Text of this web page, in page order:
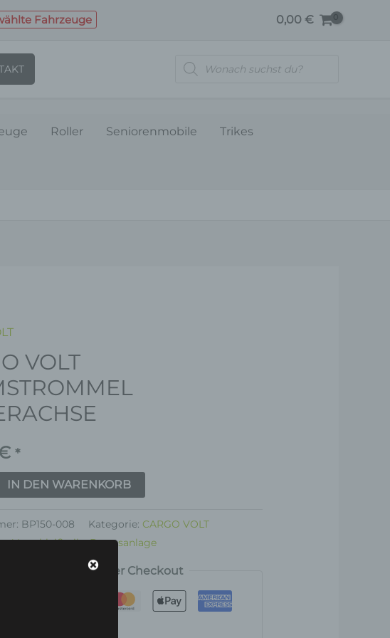
Fahrzeuge 0,00 €
Products
search
Roller Seniorenmobile Trikes
VOLT
*
IN DEN WARENKORB
BP150-008 Kategorie: CARGO VOLT
Verschleißteile,Bremsanlage
Garantiert sicherer Checkout